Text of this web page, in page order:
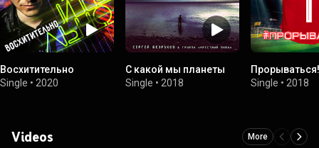
Восхитительно
Single • 2020
С какой мы планеты
Single • 2018
Прорываться!
Single • 2018
Videos More